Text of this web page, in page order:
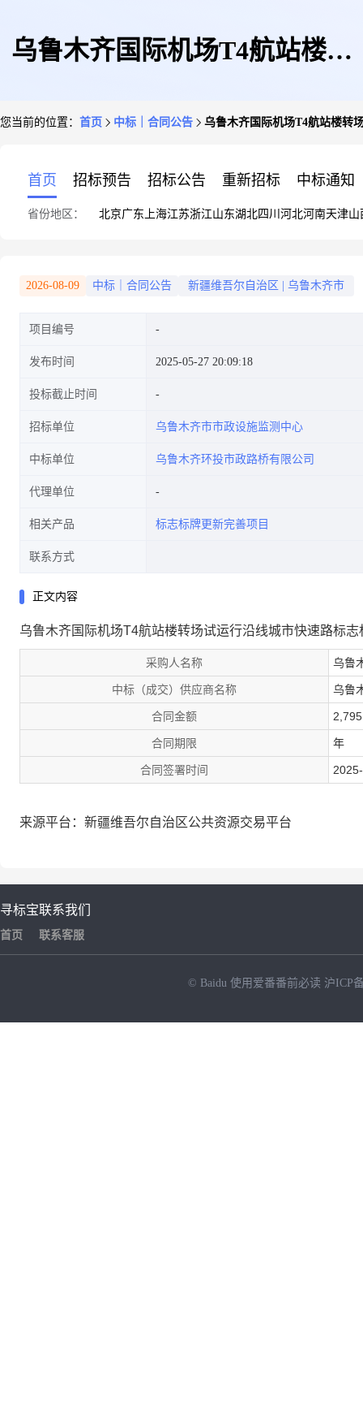
乌鲁木齐国际机场T4航站楼转
您当前的位置： 首页 中标｜合同公告 乌鲁木齐国际机场T4航站楼转
首页 招标预告 招标公告 重新招标 中标通知
省份地区： 北京广东 上海江苏浙江山东湖北四川 河北河南天津山
2026-08-09 中标｜合同公告 新疆维吾尔自治区 乌鲁木齐市
项目编号
发布时间 2025-05-27 20:09:18
投标截止时间
招标单位 乌鲁木齐市市政设施监测中心
中标单位 乌鲁木齐环投市政路桥有限公司
代理单位
相关产品 标志标牌更新完善项目
联系方式
正文内容
乌鲁木齐国际机场T4航站楼转场试运行沿线城市快速路标
采购人名称 乌鲁
中标（成交）供应商名称 乌鲁
合同金额
合同期限 年
合同签署时间
来源平台：新疆维吾尔自治区公共资源交易平台
寻标宝
首页
联系我们
联系客服
© Baidu 使用爱番番前必读 沪ICP